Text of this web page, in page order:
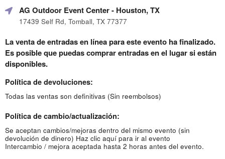
AG Outdoor Event Center- Houston, TX
17439 Self Rd, Tomball, TX 77377
La venta de entradas en línea para este evento ha finalizado.
Es posible que puedas comprar entradas en el lugar si están
disponibles.
Política de devoluciones:
Todas las ventas son definitivas (Sin reembolsos)
Política de cambio/actualización:
Se aceptan cambios/mejoras dentro del mismo evento (sin
devolución de dinero) Haz clic aquí para ir al evento
Intercambio / mejora aceptada hasta 2 horas antes del evento.